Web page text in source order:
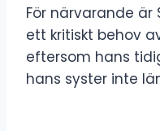
För närvarande är
ett kritiskt behov
eftersom hans
hans syster inte